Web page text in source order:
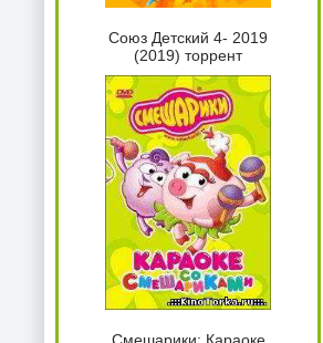
Союз Детский 4- 2019
(2019) торрент